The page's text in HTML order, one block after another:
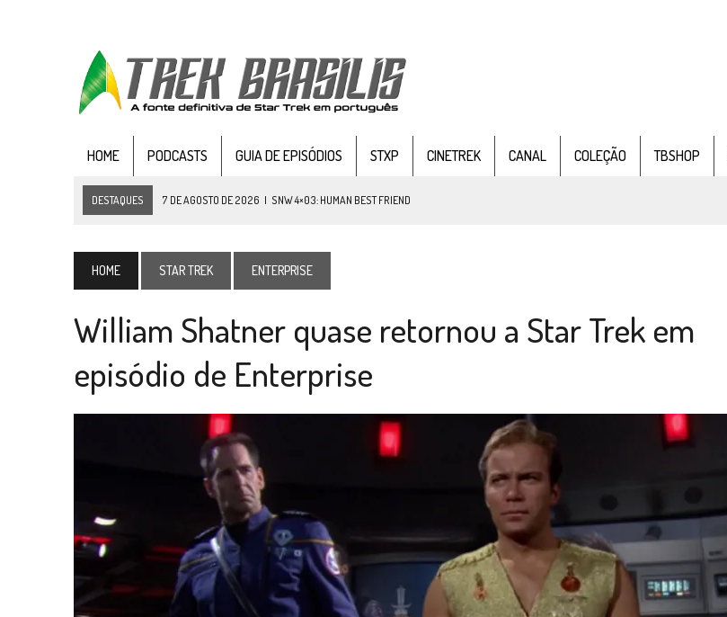
HOME PODCASTS GUIA DE EPISÓDIOS STXP CINETREK CANAL COLEÇÃO TBSHOP
DESTAQUES 7 DE AGOSTO DE 2026 | SNW 4×03: HUMAN BEST FRIEND
4 DE AGOSTO DE 2026 | REVISITANDO “HIDE AND Q” (TNG 1×09)
3 DE AGOSTO DE 2026 | VEJA FOTOS DO TERCEIRO EPISÓDIO DA 4ª TEMPORADA DE STRANGE NEW WORDS
PARAMOUNT E CBS DERRUBAM NOVO VÍDEO DO FILME DE FÃS AXANAR HORAS APÓS ESTREIA
2 DE AGOSTO DE 2026 | TB AO VIVO | STAR TREK: STRANGE NEW WORLDS – “THE GRIFFIN INCIDENT” (4×02)
GRANDES JORNADAS | QUATRO EPISÓDIOS DE SOBRE DIFERENTES PONTOS DE VISTA
GRANDES JORNADAS | SEIS EPISÓDIOS DE SOBRE PATERNIDADE
HOME STAR TREK ENTERPRISE
William Shatner quase retornou a Star Trek em
episódio de Enterprise